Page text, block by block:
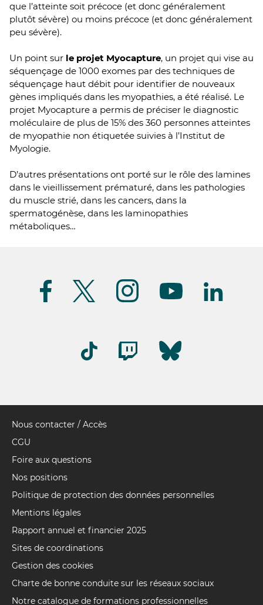
que l’atteinte soit précoce (et donc généralement
plutôt sévère) ou moins précoce (et donc généralement
peu sévère).
Un point sur le projet Myocapture, un projet qui vise au
séquençage de 1000 exomes par des techniques de
séquençage haut débit pour identifier de nouveaux
gènes impliqués dans les myopathies, a été réalisé. Le
projet Myocapture a permis de préciser le diagnostic
moléculaire de plus de 15% des 360 personnes atteintes
de myopathie non étiquetée suivies à l’Institut de
Myologie.
D’autres présentations ont porté sur le rôle des lamines
dans le vieillissement prématuré, dans les pathologies
du muscle strié, dans les cancers, dans la
spermatogénèse, dans les laminopathies
métaboliques…
Pied
de
Nous contacter / Accès
CGU
Foire aux questions
Nos positions
Politique de protection des données personnelles
Mentions légales
Rapport annuel et financier 2025
Sites de coordinations
Gestion des cookies
Charte de bonne conduite sur les réseaux sociaux
Notre catalogue de formations professionnelles